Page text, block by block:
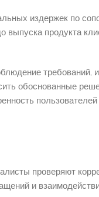
издержек по
продукта
требований,
обоснованные
проверяют
и